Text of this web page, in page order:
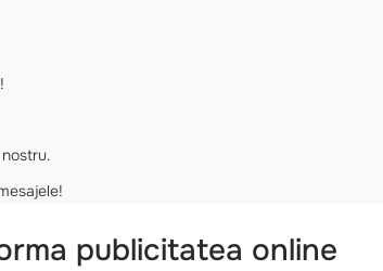
publicitatea online